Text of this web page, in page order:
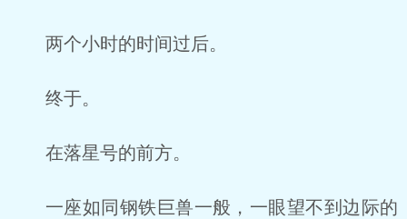
两个小时的时间过后。
终于。
在落星号的前方。
一座如同钢铁巨兽一般，一眼望不到边际的